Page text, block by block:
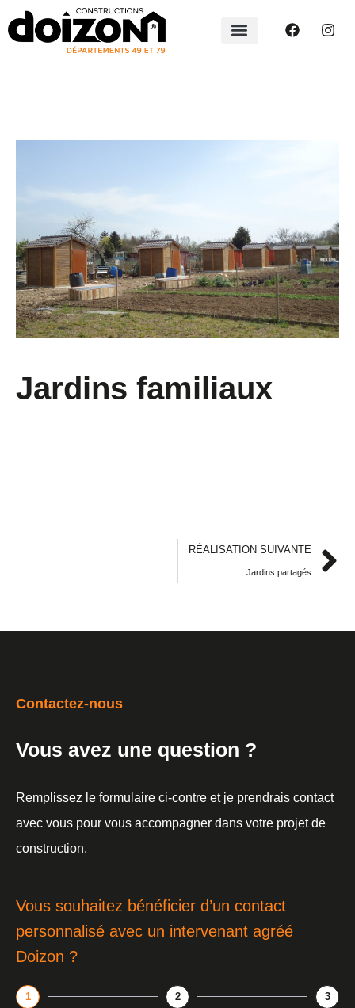
Jardins familiaux
RÉALISATION SUIVANTE
Jardins partagés
Contactez-nous
Vous avez une question ?
Remplissez le formulaire ci-contre et je prendrais contact
avec vous pour vous accompagner dans votre projet de
construction.
Vous souhaitez bénéficier d’un contact
personnalisé avec un intervenant agréé
Doizon ?
1 2 3